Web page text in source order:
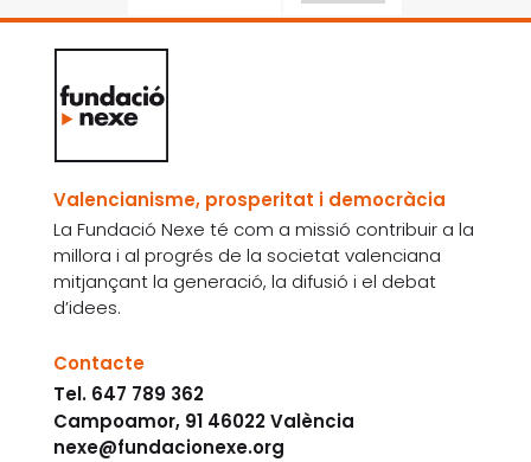
Valencianisme, prosperitat i democràcia
La Fundació Nexe té com a missió contribuir a la
millora i al progrés de la societat valenciana
mitjançant la generació, la difusió i el debat
d’idees.
Contacte
Tel. 647 789 362
Campoamor, 91 46022 València
nexe@fundacionexe.org